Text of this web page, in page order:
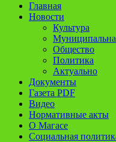
Главная
Новости
Культура
Общество
Политика
Актуально
Документы
Газета PDF
Видео
Нормативные акты
О Магасе
Социальная